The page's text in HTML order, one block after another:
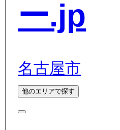
名古屋市
他のエリアで探す